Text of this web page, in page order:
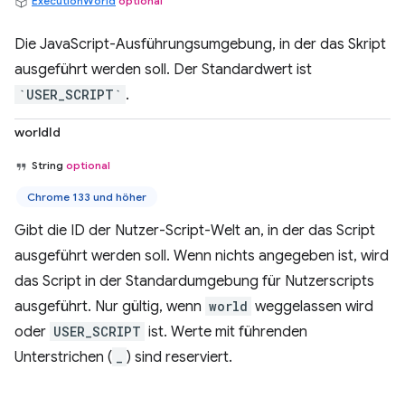
Die JavaScript-Ausführungsumgebung, in der das Skript
ausgeführt werden soll. Der Standardwert ist
`USER_SCRIPT` .
worldId
String optional
Chrome 133 und höher
Gibt die ID der Nutzer-Script-Welt an, in der das Script
ausgeführt werden soll. Wenn nichts angegeben ist, wird
das Script in der Standardumgebung für Nutzerscripts
ausgeführt. Nur gültig, wenn world weggelassen wird
oder USER_SCRIPT ist. Werte mit führenden
Unterstrichen (
) sind reserviert.